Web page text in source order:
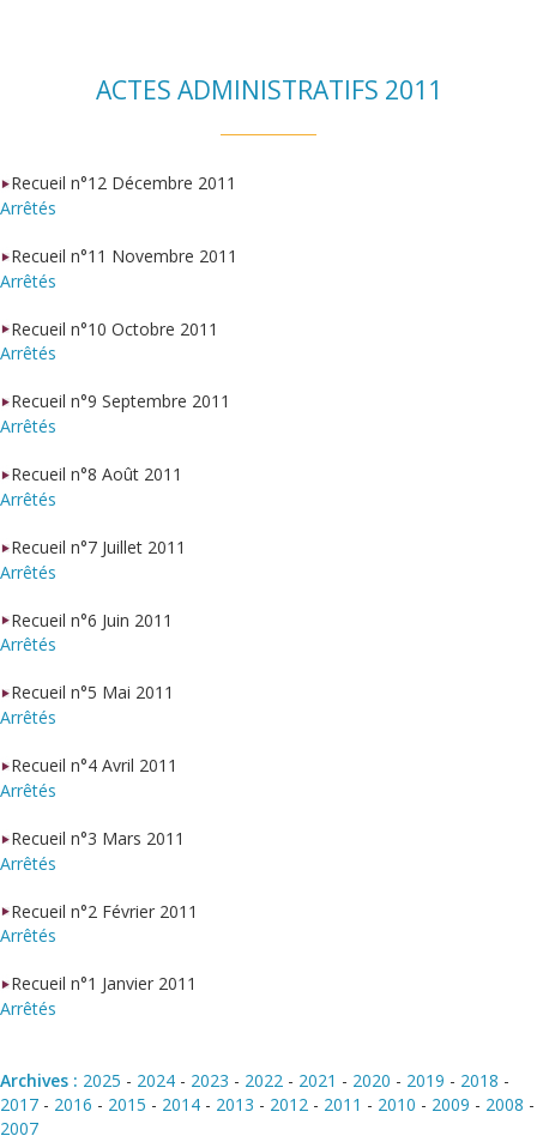
ACTES ADMINISTRATIFS 2011
Recueil n°12 Décembre 2011
Arrêtés
Recueil n°11 Novembre 2011
Arrêtés
Recueil n°10 Octobre 2011
Arrêtés
Recueil n°9 Septembre 2011
Arrêtés
Recueil n°8 Août 2011
Arrêtés
Recueil n°7 Juillet 2011
Arrêtés
Recueil n°6 Juin 2011
Arrêtés
Recueil n°5 Mai 2011
Arrêtés
Recueil n°4 Avril 2011
Arrêtés
Recueil n°3 Mars 2011
Arrêtés
Recueil n°2 Février 2011
Arrêtés
Recueil n°1 Janvier 2011
Arrêtés
Archives : 2025 - 2024 - 2023 - 2022 - 2021 - 2020 - 2019 - 2018 -
2017 - 2016 - 2015 - 2014 - 2013 - 2012 - 2011 - 2010 - 2009 - 2008 -
2007